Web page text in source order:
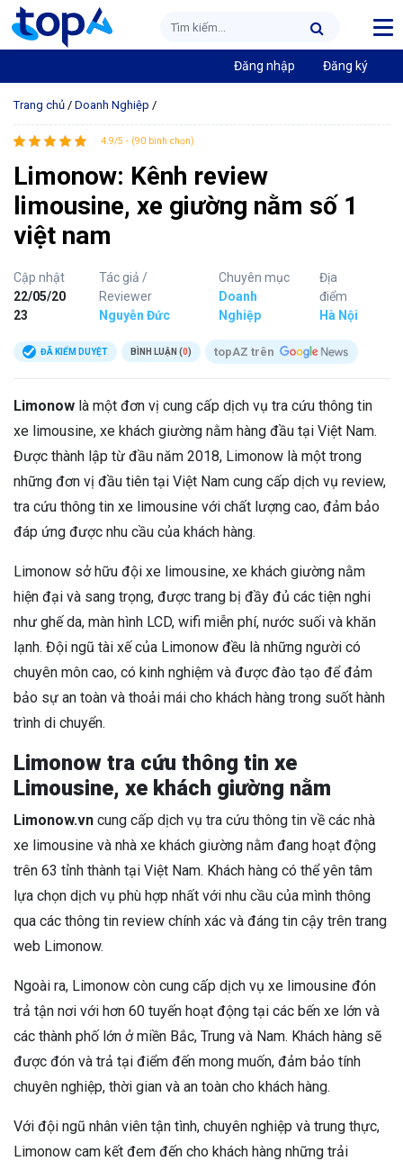
Đăng nhập Đăng ký
Trang chủ / Doanh Nghiệp /
4.9/5 - (90 bình chọn)
Limonow: Kênh review
limousine, xe giường nằm số 1
việt nam
Cập nhật
22/05/20
23
Tác giả /
Reviewer
Nguyễn Đức
Chuyên mục
Doanh
Nghiệp
Địa
điểm
Hà Nội
ĐÃ KIỂM DUYỆT BÌNH LUẬN (0) topAZ trên
Limonow là một đơn vị cung cấp dịch vụ tra cứu thông tin
xe limousine, xe khách giường nằm hàng đầu tại Việt Nam.
Được thành lập từ đầu năm 2018, Limonow là một trong
những đơn vị đầu tiên tại Việt Nam cung cấp dịch vụ review,
tra cứu thông tin xe limousine với chất lượng cao, đảm bảo
đáp ứng được nhu cầu của khách hàng.
Limonow sở hữu đội xe limousine, xe khách giường nằm
hiện đại và sang trọng, được trang bị đầy đủ các tiện nghi
như ghế da, màn hình LCD, wifi miễn phí, nước suối và khăn
lạnh. Đội ngũ tài xế của Limonow đều là những người có
chuyên môn cao, có kinh nghiệm và được đào tạo để đảm
bảo sự an toàn và thoải mái cho khách hàng trong suốt hành
trình di chuyển.
Limonow tra cứu thông tin xe
Limousine, xe khách giường nằm
Limonow.vn cung cấp dịch vụ tra cứu thông tin về các nhà
xe limousine và nhà xe khách giường nằm đang hoạt động
trên 63 tỉnh thành tại Việt Nam. Khách hàng có thể yên tâm
lựa chọn dịch vụ phù hợp nhất với nhu cầu của mình thông
qua các thông tin review chính xác và đáng tin cậy trên trang
web Limonow.
Ngoài ra, Limonow còn cung cấp dịch vụ xe limousine đón
trả tận nơi với hơn 60 tuyến hoạt động tại các bến xe lớn và
các thành phố lớn ở miền Bắc, Trung và Nam. Khách hàng sẽ
được đón và trả tại điểm đến mong muốn, đảm bảo tính
chuyên nghiệp, thời gian và an toàn cho khách hàng.
Với đội ngũ nhân viên tận tình, chuyên nghiệp và trung thực,
Limonow cam kết đem đến cho khách hàng những trải